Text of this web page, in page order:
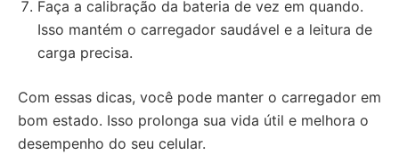
Faça a calibração da bateria de vez em quando.
Isso mantém o carregador saudável e a leitura de
carga precisa.
Com essas dicas, você pode manter o carregador em
bom estado. Isso prolonga sua vida útil e melhora o
desempenho do seu celular.